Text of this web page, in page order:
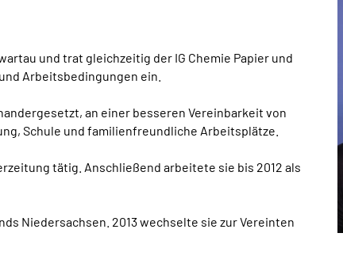
und trat gleichzeitig der IG Chemie Papier und
Arbeitsbedingungen ein.
an einer besseren Vereinbarkeit von
Schule und familienfreundliche Arbeitsplätze.
tätig. Anschließend arbeitete sie bis 2012 als
Niedersachsen. 2013 wechselte sie zur Vereinten